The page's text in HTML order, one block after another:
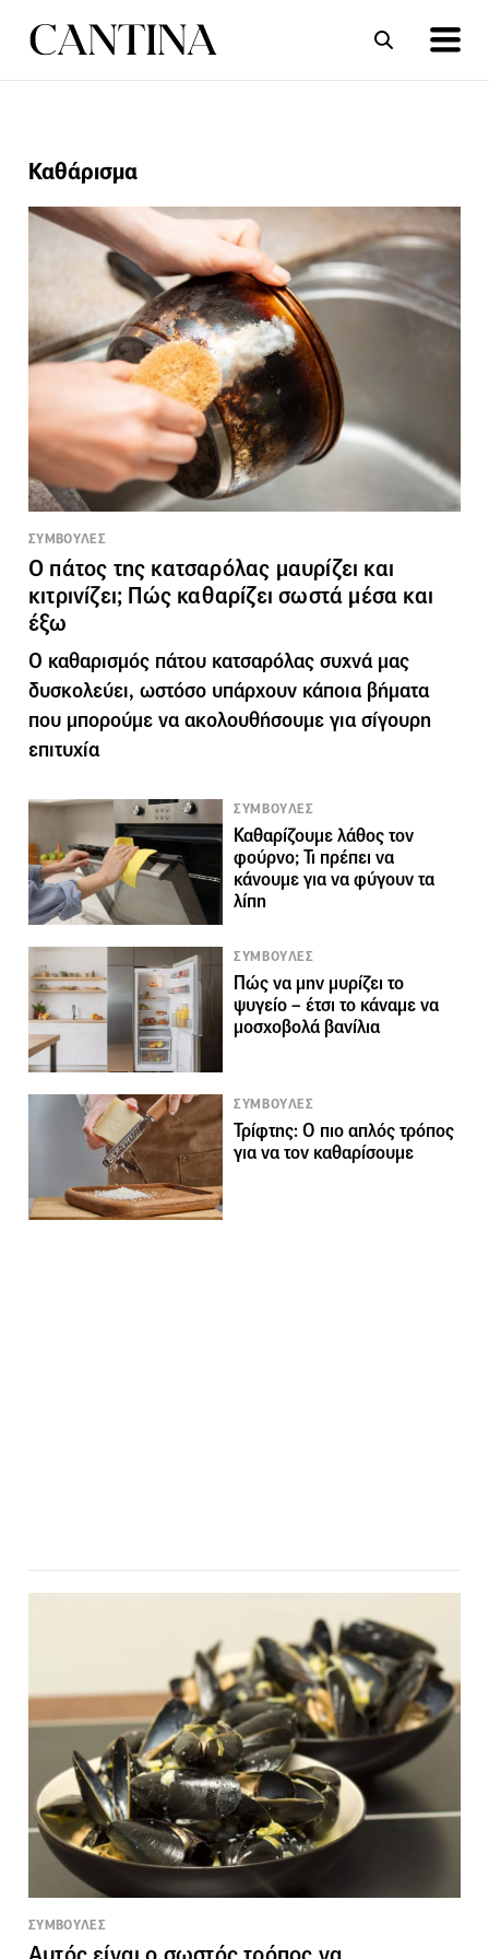
Καθάρισμα
ΣΥΜΒΟΥΛΕΣ
Ο πάτος της κατσαρόλας μαυρίζει και
κιτρινίζει; Πώς καθαρίζει σωστά μέσα και
έξω
Ο καθαρισμός πάτου κατσαρόλας συχνά μας
δυσκολεύει, ωστόσο υπάρχουν κάποια βήματα
που μπορούμε να ακολουθήσουμε για σίγουρη
επιτυχία
ΣΥΜΒΟΥΛΕΣ
Καθαρίζουμε λάθος τον
φούρνο; Τι πρέπει να
κάνουμε για να φύγουν τα
λίπη
ΣΥΜΒΟΥΛΕΣ
Πώς να μην μυρίζει το
ψυγείο – έτσι το κάναμε να
μοσχοβολά βανίλια
ΣΥΜΒΟΥΛΕΣ
Τρίφτης: Ο πιο απλός τρόπος
για να τον καθαρίσουμε
ΣΥΜΒΟΥΛΕΣ